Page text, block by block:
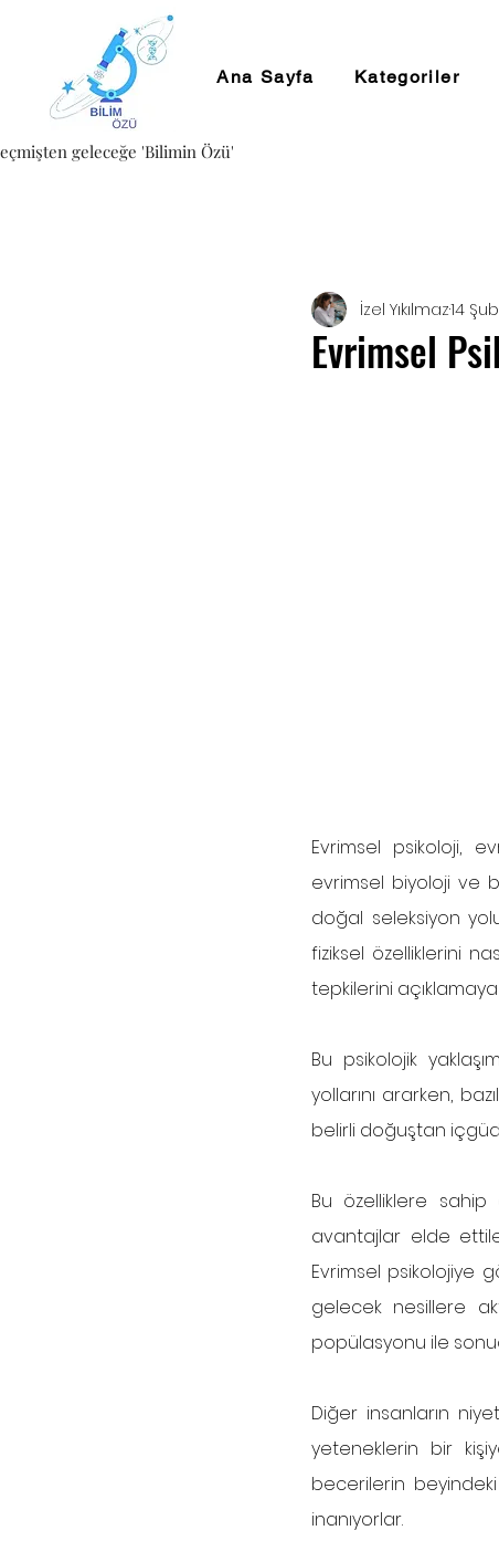
Ana Sayfa Kategoriler
geleceğe 'Bilimin Özü'
Evrimsel
İzel Yıkılmaz14
Evrimsel psikoloji,
evrimsel biyoloji ve
doğal seleksiyon
fiziksel özelliklerini
tepkilerini açıklamaya
Bu psikolojik
yollarını ararken,
belirli doğuştan
Bu özelliklere
avantajlar elde
Evrimsel psikolojiye
gelecek nesillere
popülasyonu ile
Diğer insanların
yeteneklerin bir
becerilerin
inanıyorlar.